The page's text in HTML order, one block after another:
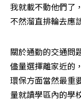
我就載不動他們了
不然溜直排輪去應
關於通勤的交通問
儘量選擇離家近的
環保方面當然最重
量就讀學區內的學